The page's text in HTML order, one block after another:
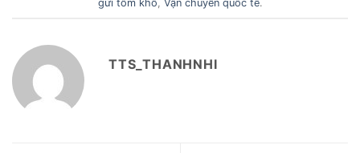
gửi tôm khô, Vận chuyển quốc tế.
TTS_THANHNHI